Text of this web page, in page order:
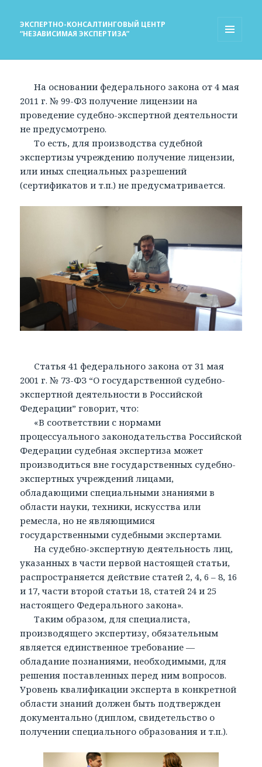
ЭКСПЕРТНО-КОНСАЛТИНГОВЫЙ ЦЕНТР
“НЕЗАВИСИМАЯ ЭКСПЕРТИЗА”
На основании федерального закона от 4 мая
2011 г. № 99-ФЗ получение лицензии на
проведение судебно-экспертной деятельности
не предусмотрено.
То есть, для производства судебной
экспертизы учреждению получение лицензии,
или иных специальных разрешений
(сертификатов и т.п.) не предусматривается.
Статья 41 федерального закона от 31 мая
2001 г. № 73-ФЗ “О государственной судебно-
экспертной деятельности в Российской
Федерации” говорит, что:
«В соответствии с нормами
процессуального законодательства Российской
Федерации судебная экспертиза может
производиться вне государственных судебно-
экспертных учреждений лицами,
обладающими специальными знаниями в
области науки, техники, искусства или
ремесла, но не являющимися
государственными судебными экспертами.
На судебно-экспертную деятельность лиц,
указанных в части первой настоящей статьи,
распространяется действие статей 2, 4, 6 – 8, 16
и 17, части второй статьи 18, статей 24 и 25
настоящего Федерального закона».
Таким образом, для специалиста,
производящего экспертизу, обязательным
является единственное требование —
обладание познаниями, необходимыми, для
решения поставленных перед ним вопросов.
Уровень квалификации эксперта в конкретной
области знаний должен быть подтвержден
документально (диплом, свидетельство о
получении специального образования и т.п.).